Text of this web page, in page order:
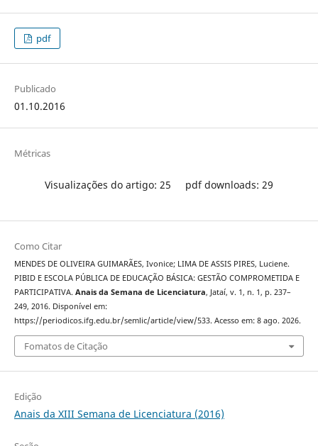
pdf
Publicado
01.10.2016
Métricas
Visualizações do artigo: 25 pdf downloads: 29
Como Citar
MENDES DE OLIVEIRA GUIMARÃES, Ivonice; LIMA DE ASSIS PIRES, Luciene.
PIBID E ESCOLA PÚBLICA DE EDUCAÇÃO BÁSICA: GESTÃO COMPROMETIDA E
PARTICIPATIVA. Anais da Semana de Licenciatura, Jataí, v. 1, n. 1, p. 237–
249, 2016. Disponível em:
https://periodicos.ifg.edu.br/semlic/article/view/533. Acesso em: 8 ago. 2026.
Fomatos de Citação
Edição
Anais da XIII Semana de Licenciatura (2016)